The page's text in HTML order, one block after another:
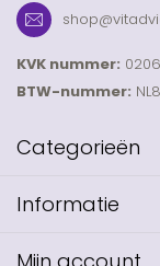
KVK nummer:
BTW-nummer:
Categorieën
Informatie